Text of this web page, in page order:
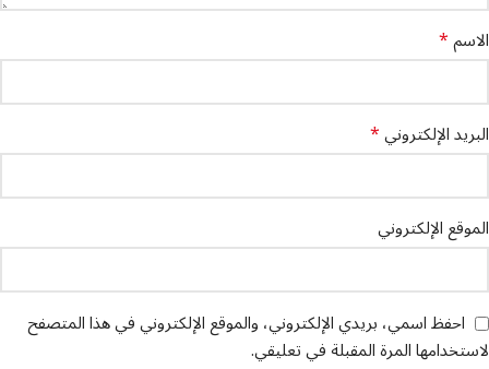
الاسم*
البريد الإلكتروني*
الموقع الإلكتروني
احفظ اسمي، بريدي الإلكتروني، والموقع الإلكتروني في هذا المتصفح
لاستخدامها المرة المقبلة في تعليقي.